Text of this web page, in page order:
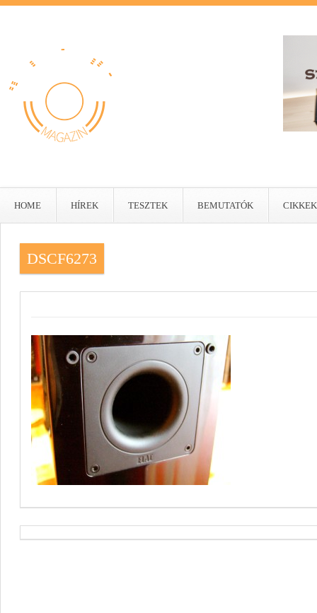
HOME HÍREK TESZTEK BEMUTATÓK CIKKEK
DSCF6273